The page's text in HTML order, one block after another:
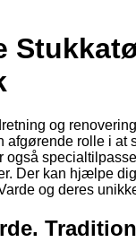
og
afgørende rolle i at
også
Der kan hjælpe
og deres